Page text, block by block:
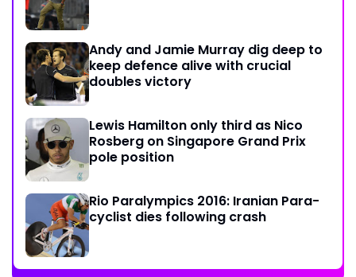
Andy and Jamie Murray dig deep to
keep defence alive with crucial
doubles victory
Lewis Hamilton only third as Nico
Rosberg on Singapore Grand Prix
pole position
Rio Paralympics 2016: Iranian Para-
cyclist dies following crash